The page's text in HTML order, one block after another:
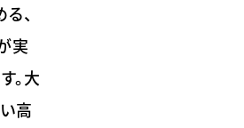
、
実
。大
高